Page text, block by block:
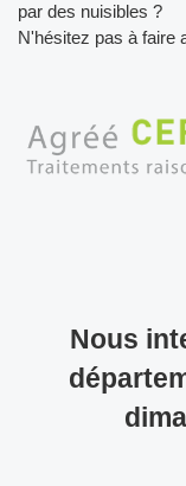
par des nuisibles ?
N'hésitez pas à faire
Nous